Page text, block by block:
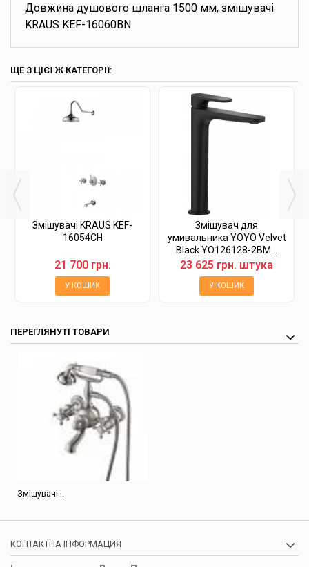
Довжина душового шланга 1500 мм, змішувачі
KRAUS KEF-16060BN
ЩЕ З ЦІЄЇ Ж КАТЕГОРІЇ:
Змішувачі KRAUS KEF-
16054CH
21 700 грн.
У КОШИК
Змішувач для
умивальника YOYO Velvet
Black YO126128-2BM...
23 625 грн. штука
У КОШИК
ПЕРЕГЛЯНУТІ ТОВАРИ
Змішувачі...
КОНТАКТНА ІНФОРМАЦИЯ